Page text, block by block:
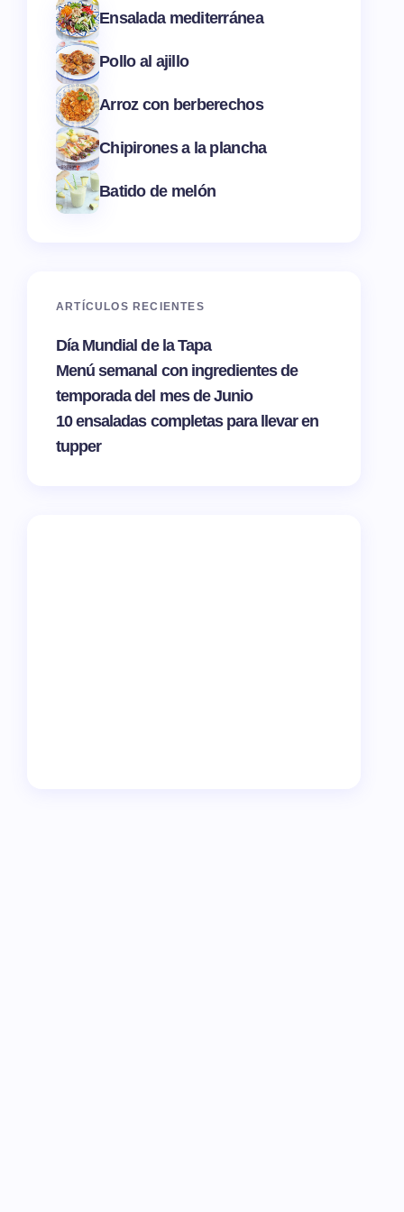
Ensalada mediterránea
Pollo al ajillo
Arroz con berberechos
Chipirones a la plancha
Batido de melón
ARTÍCULOS RECIENTES
Día Mundial de la Tapa
Menú semanal con ingredientes de
temporada del mes de Junio
10 ensaladas completas para llevar en
tupper